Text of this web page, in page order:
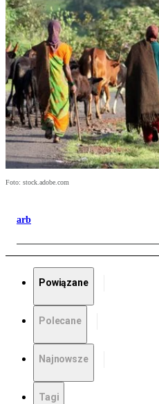
Foto: stock.adobe.com
arb
Powiązane
Polecane
Najnowsze
Tagi